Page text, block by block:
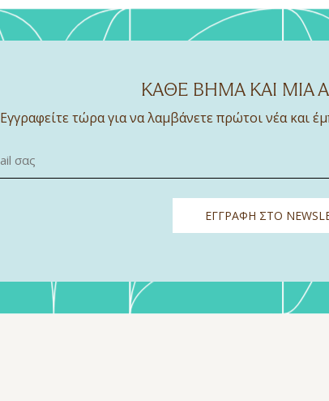
ΚΑΘΕ ΒΗΜΑ ΚΑΙ ΜΙΑ
Εγγραφείτε τώρα για να λαμβάνετε πρώτοι νέα και
ΕΓΓΡΑΦΗ ΣΤΟ